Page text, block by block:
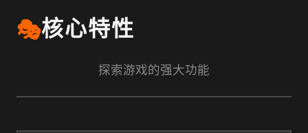
🎭核心特性
探索游戏的强大功能